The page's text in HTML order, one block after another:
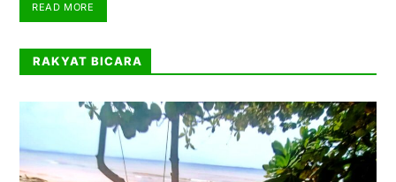
READ MORE
RAKYAT BICARA